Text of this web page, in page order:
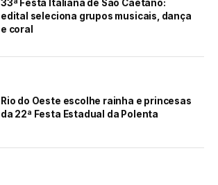
33ª Festa Italiana de São Caetano:
edital seleciona grupos musicais, dança
e coral
Rio do Oeste escolhe rainha e princesas
da 22ª Festa Estadual da Polenta